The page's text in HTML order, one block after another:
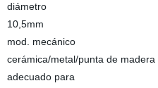
diámetro
10,5mm
mod. mecánico
cerámica/metal/punta de madera
adecuado para